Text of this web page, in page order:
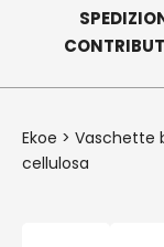
Ekoe > Vaschette
cellulosa